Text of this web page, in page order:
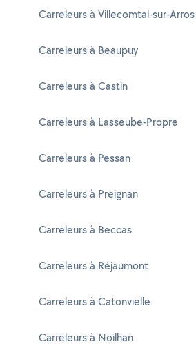
Carreleurs à Villecomtal-sur-Arros
Carreleurs à Beaupuy
Carreleurs à Castin
Carreleurs à Lasseube-Propre
Carreleurs à Pessan
Carreleurs à Preignan
Carreleurs à Beccas
Carreleurs à Réjaumont
Carreleurs à Catonvielle
Carreleurs à Noilhan